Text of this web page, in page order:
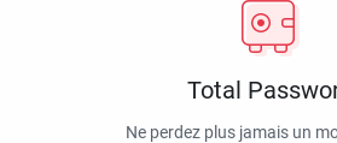
Total
Ne perdez plus jamais un